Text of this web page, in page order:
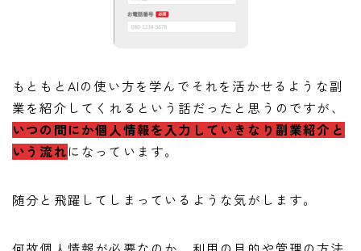
もともとAIの使い方を学んでそれを活かせるような副
業を紹介してくれるという話だったと思うのですが、
いつの間にか個人情報を入力していきなり副業紹介と
いう流れになっています。
随分と飛躍してしまっているような気がします。